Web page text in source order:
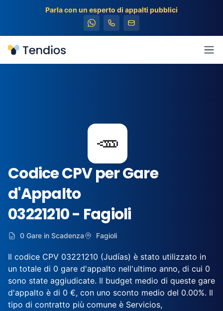
Parla con un esperto di appalti pubblici
Tendios
🥕
Codice CPV per Gare
d'Appalto
03221210 - Fagioli
0 Gare in Scadenza Fagioli
Il codice CPV 03221210 (Judías) è stato utilizzato in
un totale di 0 gare d'appalto nell'ultimo anno, di cui 0
sono state aggiudicate. Il budget medio di queste gare
d'appalto è di 0 €, con uno sconto medio del 0.00%. Il
tipo di contratto più comune è Servicios,